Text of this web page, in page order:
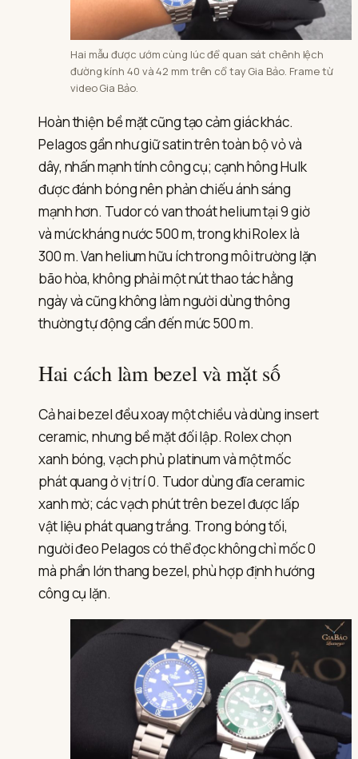
Hai mẫu được ướm cùng lúc để quan sát chênh lệch
đường kính 40 và 42 mm trên cổ tay Gia Bảo. Frame từ
video Gia Bảo.
Hoàn thiện bề mặt cũng tạo cảm giác khác.
Pelagos gần như giữ satin trên toàn bộ vỏ và
dây, nhấn mạnh tính công cụ; cạnh hông Hulk
được đánh bóng nên phản chiếu ánh sáng
mạnh hơn. Tudor có van thoát helium tại 9 giờ
và mức kháng nước 500 m, trong khi Rolex là
300 m. Van helium hữu ích trong môi trường lặn
bão hòa, không phải một nút thao tác hằng
ngày và cũng không làm người dùng thông
thường tự động cần đến mức 500 m.
Hai cách làm bezel và mặt số
Cả hai bezel đều xoay một chiều và dùng insert
ceramic, nhưng bề mặt đối lập. Rolex chọn
xanh bóng, vạch phủ platinum và một mốc
phát quang ở vị trí 0. Tudor dùng đĩa ceramic
xanh mờ; các vạch phút trên bezel được lấp
vật liệu phát quang trắng. Trong bóng tối,
người đeo Pelagos có thể đọc không chỉ mốc 0
mà phần lớn thang bezel, phù hợp định hướng
công cụ lặn.